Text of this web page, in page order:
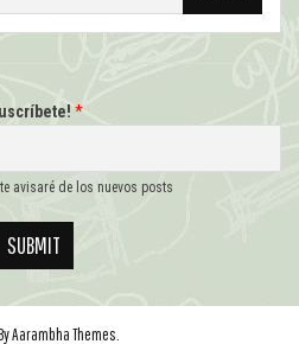
*
avisaré de los nuevos posts
SUBMIT
Aarambha Themes